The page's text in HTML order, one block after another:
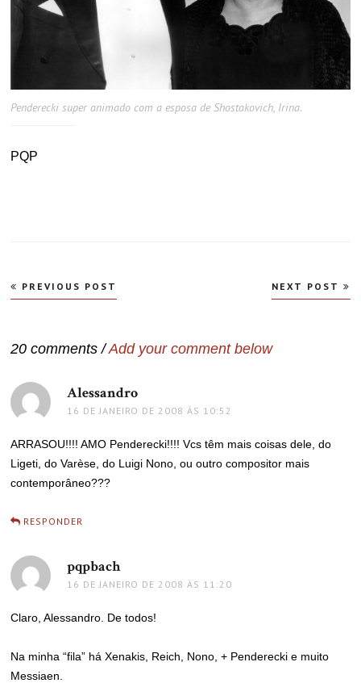
Penderecki super animado com a esposa de Shostakovich, Irina.
PQP
Navegação
de
PREVIOUS POST NEXT POST
20 comments /Add your comment below
Alessandro
16 DE JANEIRO DE 2008 ÀS 10:52
ARRASOU!!!! AMO Penderecki!!!! Vcs têm mais coisas dele, do
Ligeti, do Varèse, do Luigi Nono, ou outro compositor mais
contemporâneo???
RESPONDER
pqpbachdisse:
16 DE JANEIRO DE 2008 ÀS 11:20
Claro, Alessandro. De todos!
Na minha “fila” há Xenakis, Reich, Nono, + Penderecki e muito
Messiaen.